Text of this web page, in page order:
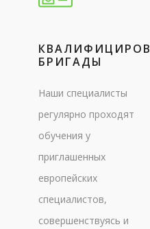
БРИГАДЫ
Наши специалисты
регулярно проходят
обучения у
приглашенных
европейских
специалистов,
совершенствуясь и